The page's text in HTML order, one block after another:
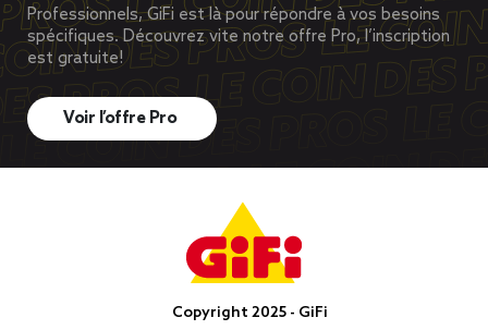
Professionnels, GiFi est là pour répondre à vos besoins
spécifiques. Découvrez vite notre offre Pro, l’inscription
est gratuite!
Voir l’offre Pro
Copyright 2025 - GiFi